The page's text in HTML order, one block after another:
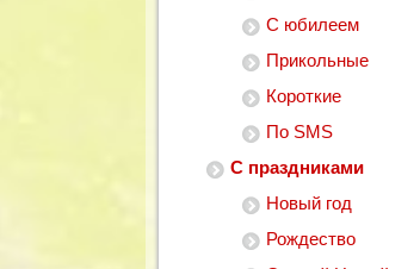
С юбилеем
Прикольные
Короткие
По SMS
С праздниками
Новый год
Рождество